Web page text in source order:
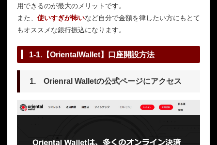
用できるのが最大のメリットです。
また、 使いすぎが怖いなど自分で金額を律したい方にもとて
もオススメな銀行振込になります。
1-1.【OrientalWallet】口座開設方法
1. Orienral Walletの公式ページにアクセス